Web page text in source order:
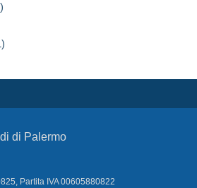
di Palermo
Partita IVA 00605880822